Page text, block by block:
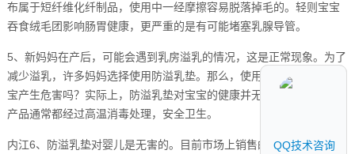
布属于短纤维化纤制品，使用中一经摩擦容易脱落掉毛的。轻则宝宝
吞食绒毛团影响肠胃健康，更严重的是有可能堵塞乳腺导管。
5、新妈妈在产后，可能会遇到乳房溢乳的情况，这是正常现象。为了
减少溢乳，许多妈妈选择使用防溢乳垫。那么，使用防溢乳垫会对宝
宝产生危害吗？实际上，防溢乳垫对宝宝的健康并无负面影响。这些
产品通常都经过高温消毒处理，安全卫生。
内江6、防溢乳垫对婴儿是无害的。目前市场上销售的防溢乳垫，只要
QQ技术咨询
QQ技术咨询